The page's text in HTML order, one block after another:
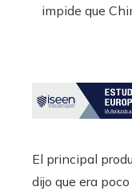
El principal
dijo que era